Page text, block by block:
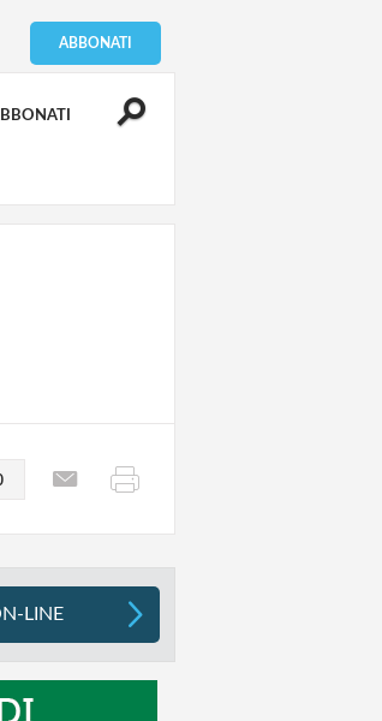
ABBONATI
LINE